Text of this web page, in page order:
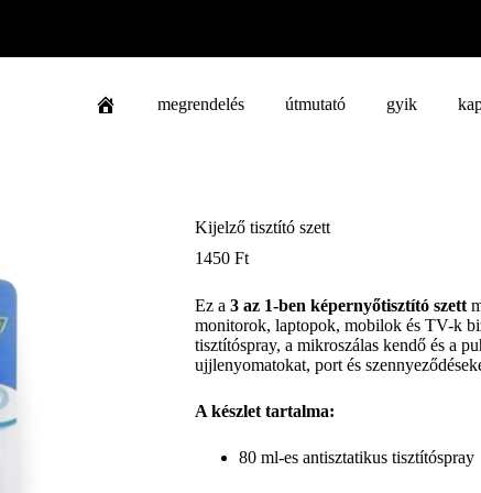
megrendelés útmutató gyik
Kijelző tisztító szett
1450 Ft
Ez a 3 az 1-ben képernyőtisztító szett
monitorok, laptopok, mobilok és TV-k
tisztítóspray, a mikroszálas kendő és a
ujjlenyomatokat, port és
A készlet tartalma:
80 ml-es antisztatikus tisztítóspray